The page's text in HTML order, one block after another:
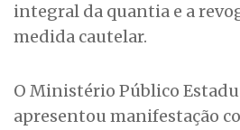
integral da quantia e a
medida cautelar.
O Ministério Público
apresentou manifestação